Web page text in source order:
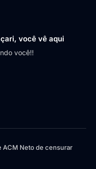
você vê aqui
você!!
ACM Neto de censurar